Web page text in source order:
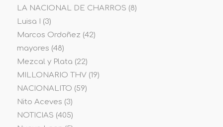
LA NACIONAL DE CHARROS (8)
Luisa I
(3)
Marcos Ordoñez (42)
mayores (48)
Mezcal y Plata (22)
MILLONARIO THV(19)
NACIONALITO (59)
Nito Aceves (3)
NOTICIAS (405)